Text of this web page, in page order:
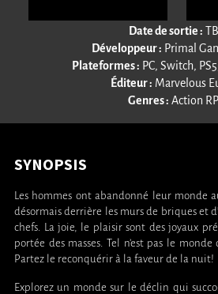
Date de sortie :
Développeur : Primal
Plateformes : PC, Switch,
Éditeur : Marvelous
Genres : Action
SYNOPSIS
Les hommes ont abandonné leur monde
désormais derrière les murs de briques et
chefs. La joie, le plaisir sont des joyaux
portée des masses. Tel n’est pas le
Partez le reconquérir à la faveur de la nuit!
Explorez un monde sur le déclin qui